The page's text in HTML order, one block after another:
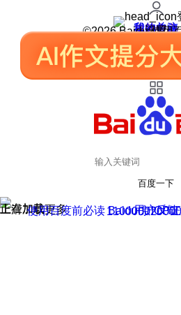
我的关注
我的收藏
皮肤中心
用户反馈
设置
©2026 Baidu 使用
百度一下
正在加载
上滑加载更多 用户反馈
使用百度前必读 Baidu 京ICP
京公网安备